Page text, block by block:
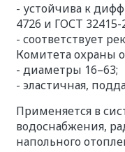
- устойчива к
4726 и ГОСТ 32415-
- соответствует
Комитета охраны
- диаметры 16–63;
- эластичная,
Применяется в
водоснабжения,
напольного